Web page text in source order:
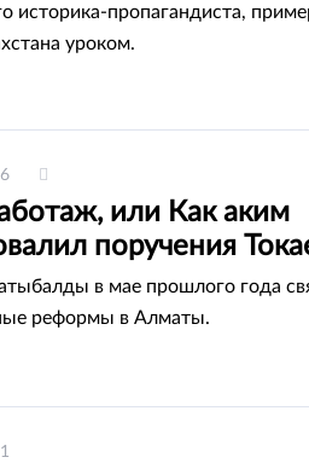
историка-пропагандиста,
уроком.
или Как аким
поручения
в мае прошлого года
реформы в Алматы.